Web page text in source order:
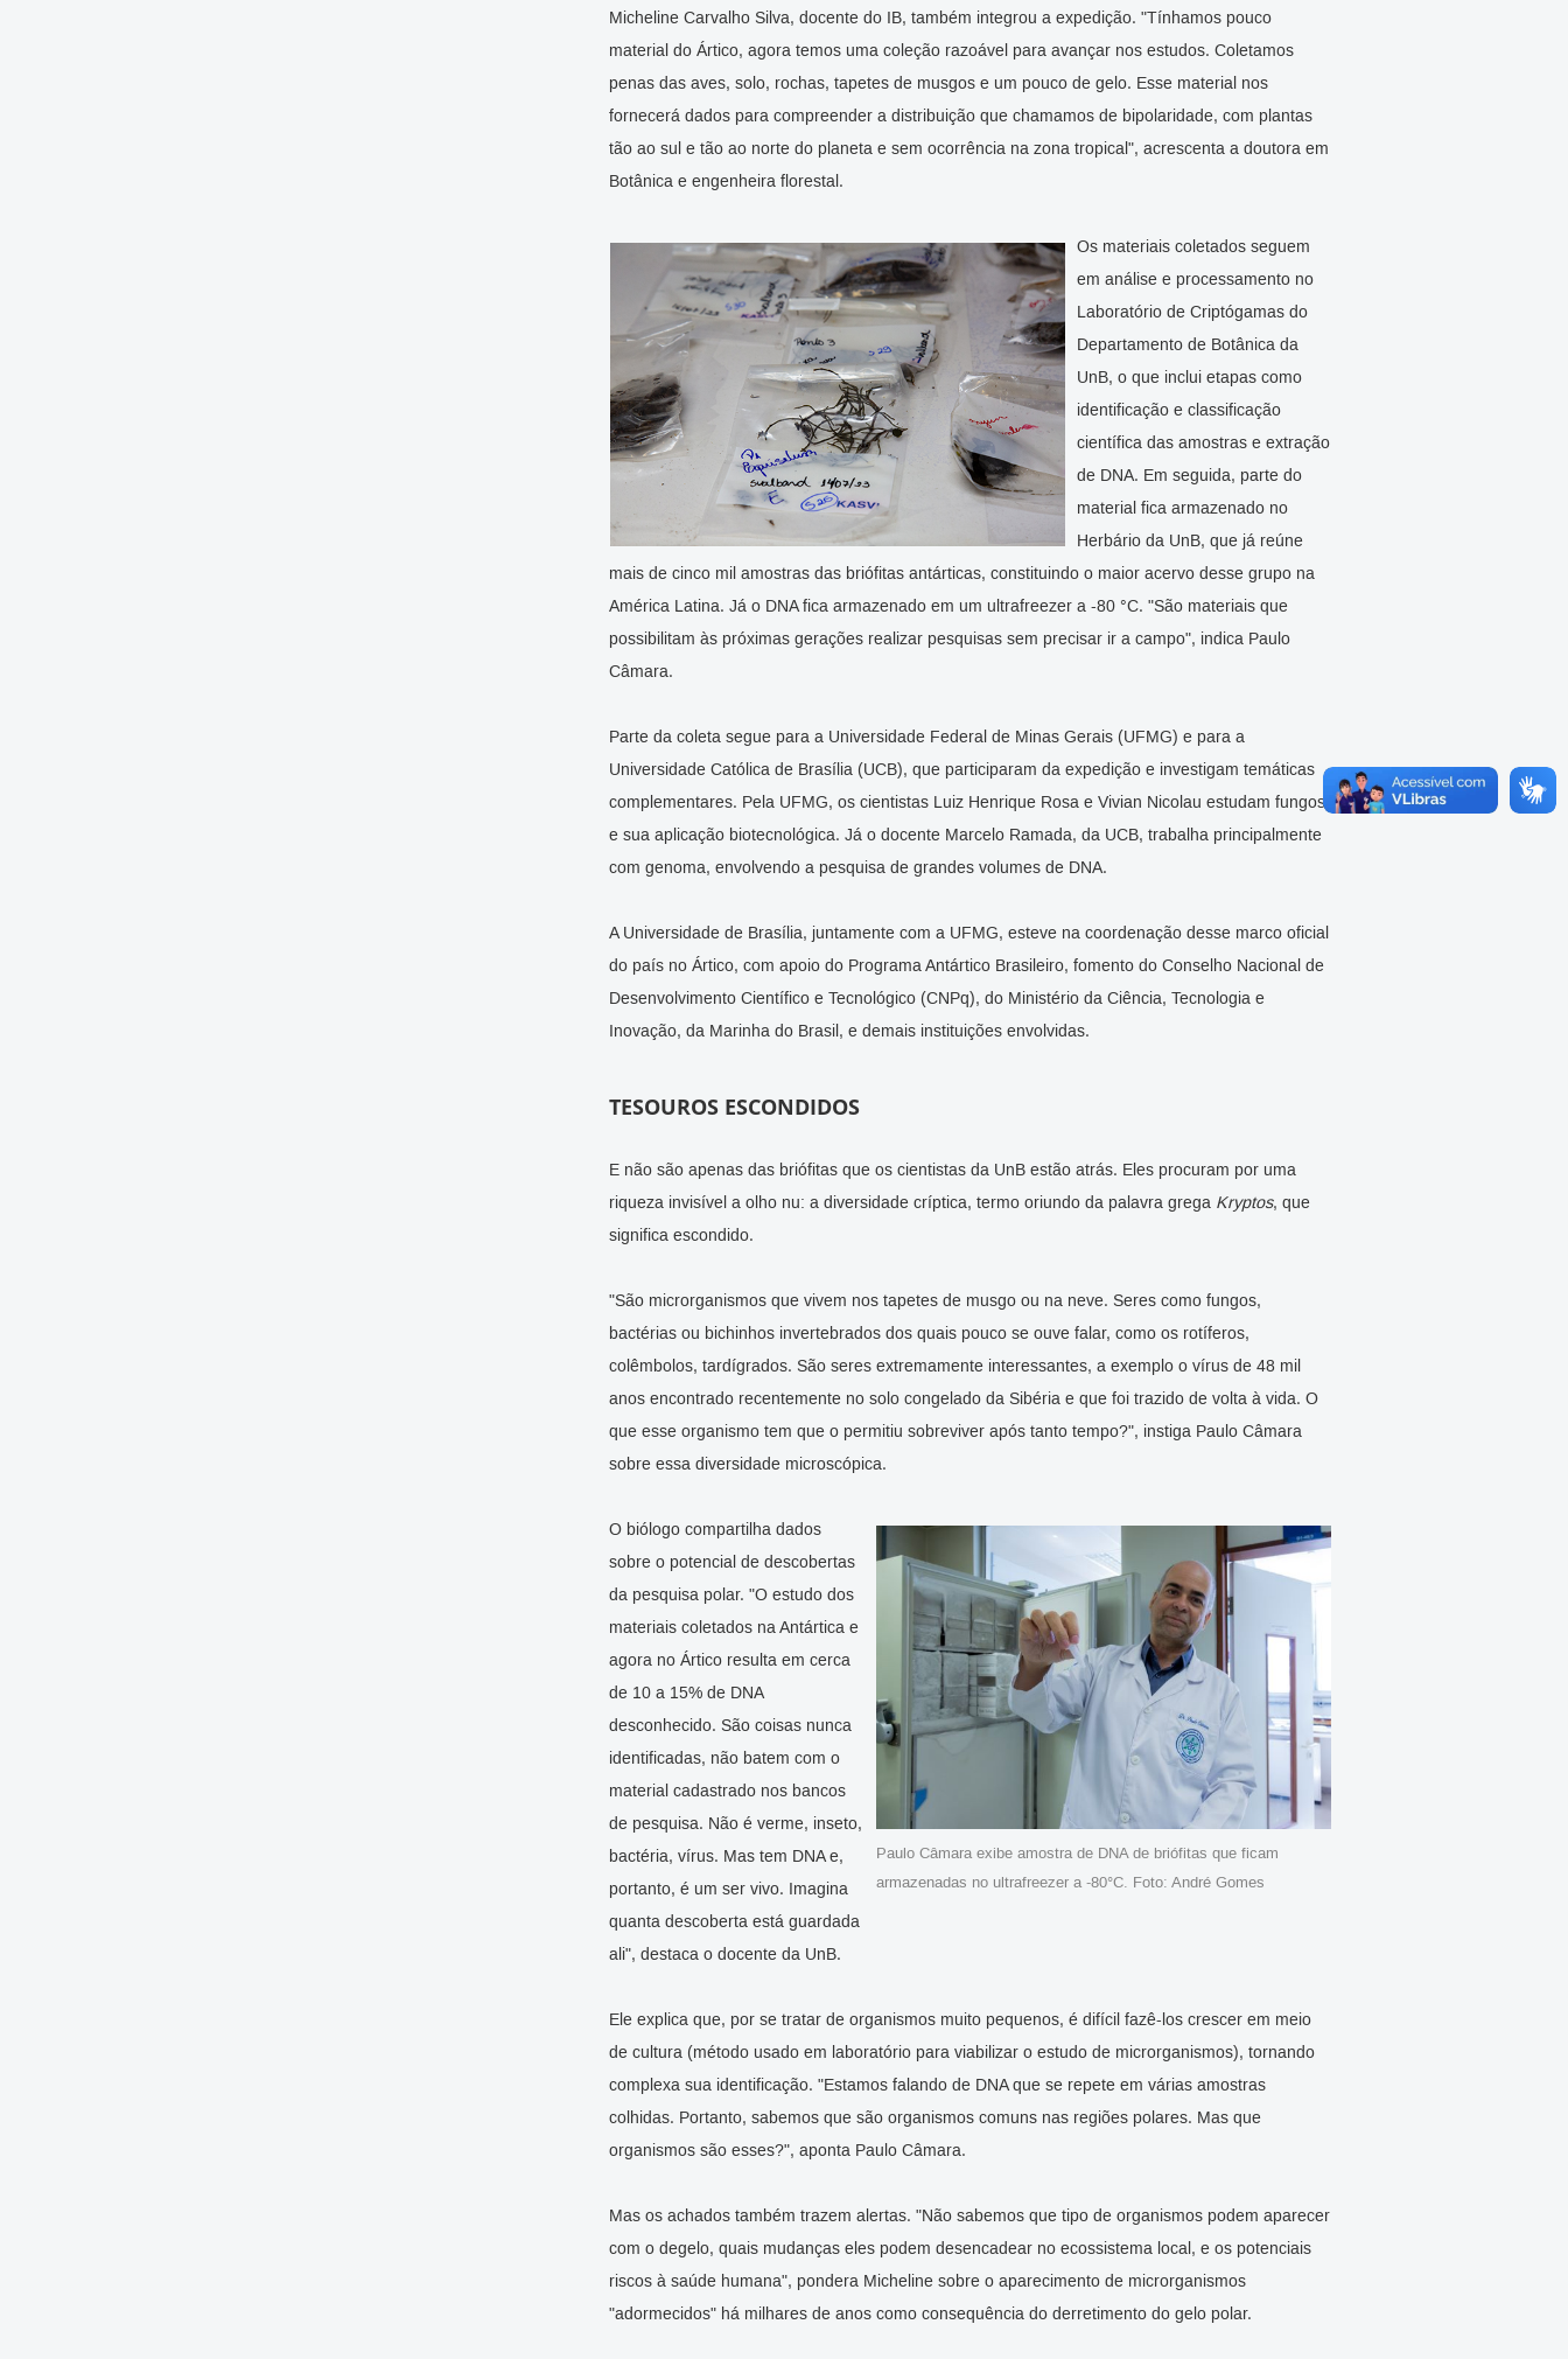
Micheline Carvalho Silva, docente do IB, também integrou a expedição. "Tínhamos pouco
material do Ártico, agora temos uma coleção razoável para avançar nos estudos. Coletamos
penas das aves, solo, rochas, tapetes de musgos e um pouco de gelo. Esse material nos
fornecerá dados para compreender a distribuição que chamamos de bipolaridade, com plantas
tão ao sul e tão ao norte do planeta e sem ocorrência na zona tropical", acrescenta a doutora em
Botânica e engenheira florestal.
Os materiais coletados seguem
em análise e processamento no
Laboratório de Criptógamas do
Departamento de Botânica da
UnB, o que inclui etapas como
identificação e classificação
científica das amostras e extração
de DNA. Em seguida, parte do
material fica armazenado no
Herbário da UnB, que já reúne
mais de cinco mil amostras das briófitas antárticas, constituindo o maior acervo desse grupo na
América Latina. Já o DNA fica armazenado em um ultrafreezer a -80 °C. "São materiais que
possibilitam às próximas gerações realizar pesquisas sem precisar ir a campo", indica Paulo
Câmara.
Parte da coleta segue para a Universidade Federal de Minas Gerais (UFMG) e para a
Universidade Católica de Brasília (UCB), que participaram da expedição e investigam temáticas
complementares. Pela UFMG, os cientistas Luiz Henrique Rosa e Vivian Nicolau estudam fungos
e sua aplicação biotecnológica. Já o docente Marcelo Ramada, da UCB, trabalha principalmente
com genoma, envolvendo a pesquisa de grandes volumes de DNA.
A Universidade de Brasília, juntamente com a UFMG, esteve na coordenação desse marco oficial
do país no Ártico, com apoio do Programa Antártico Brasileiro, fomento do Conselho Nacional de
Desenvolvimento Científico e Tecnológico (CNPq), do Ministério da Ciência, Tecnologia e
Inovação, da Marinha do Brasil, e demais instituições envolvidas.
TESOUROS ESCONDIDOS
E não são apenas das briófitas que os cientistas da UnB estão atrás. Eles procuram por uma
riqueza invisível a olho nu: a diversidade críptica, termo oriundo da palavra grega Kryptos, que
significa escondido.
"São microrganismos que vivem nos tapetes de musgo ou na neve. Seres como fungos,
bactérias ou bichinhos invertebrados dos quais pouco se ouve falar, como os rotíferos,
colêmbolos, tardígrados. São seres extremamente interessantes, a exemplo o vírus de 48 mil
anos encontrado recentemente no solo congelado da Sibéria e que foi trazido de volta à vida. O
que esse organismo tem que o permitiu sobreviver após tanto tempo?", instiga Paulo Câmara
sobre essa diversidade microscópica.
Paulo Câmara exibe amostra de DNA de briófitas que ficam
armazenadas no ultrafreezer a -80°C. Foto: André Gomes
O biólogo compartilha dados
sobre o potencial de descobertas
da pesquisa polar. "O estudo dos
materiais coletados na Antártica e
agora no Ártico resulta em cerca
de 10 a 15% de DNA
desconhecido. São coisas nunca
identificadas, não batem com o
material cadastrado nos bancos
de pesquisa. Não é verme, inseto,
bactéria, vírus. Mas tem DNA e,
portanto, é um ser vivo. Imagina
quanta descoberta está guardada
ali", destaca o docente da UnB.
Ele explica que, por se tratar de organismos muito pequenos, é difícil fazê-los crescer em meio
de cultura (método usado em laboratório para viabilizar o estudo de microrganismos), tornando
complexa sua identificação. "Estamos falando de DNA que se repete em várias amostras
colhidas. Portanto, sabemos que são organismos comuns nas regiões polares. Mas que
organismos são esses?", aponta Paulo Câmara.
Mas os achados também trazem alertas. "Não sabemos que tipo de organismos podem aparecer
com o degelo, quais mudanças eles podem desencadear no ecossistema local, e os potenciais
riscos à saúde humana", pondera Micheline sobre o aparecimento de microrganismos
"adormecidos" há milhares de anos como consequência do derretimento do gelo polar.